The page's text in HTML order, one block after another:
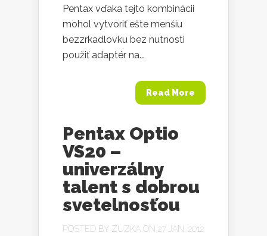
Pentax vďaka tejto kombinácii
mohol vytvoriť ešte menšiu
bezzrkadlovku bez nutnosti
použiť adaptér na...
Read More
Pentax Optio
VS20 –
univerzálny
talent s dobrou
svetelnosťou
POSTED BY ZUZKA ON 27 JAN, 2012